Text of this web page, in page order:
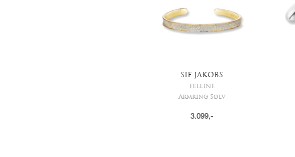
SIF JAKOBS
FELLINE
Armring Sølv
3.099,-